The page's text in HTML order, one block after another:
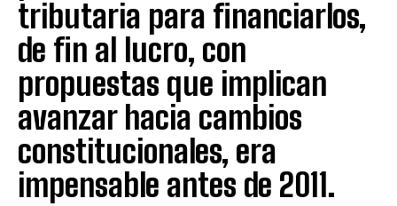
tributaria para financiarlos,
de fin al lucro, con
propuestas que implican
avanzar hacia cambios
constitucionales, era
impensable antes de 2011.